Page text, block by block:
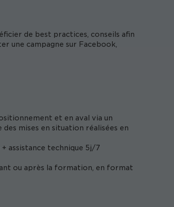
de best practices, conseils afin
une campagne sur Facebook,
et en aval via un
mises en situation réalisées en
assistance technique 5j/7
ou après la formation, en format